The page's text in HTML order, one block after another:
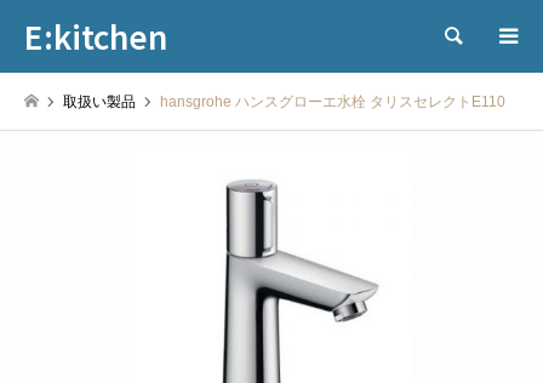
E:kitchen 検索
取扱い製品 hansgrohe ハンスグローエ水栓 タリスセレクトE110